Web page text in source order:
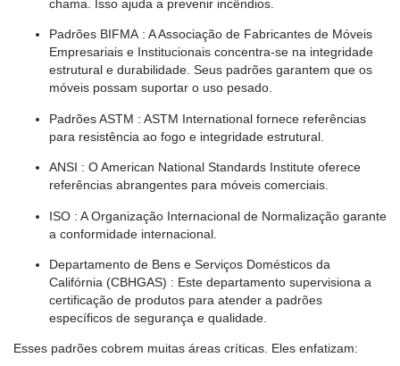
chama. Isso ajuda a prevenir incêndios.
Padrões BIFMA : A Associação de Fabricantes de Móveis
Empresariais e Institucionais concentra-se na integridade
estrutural e durabilidade. Seus padrões garantem que os
móveis possam suportar o uso pesado.
Padrões ASTM : ASTM International fornece referências
para resistência ao fogo e integridade estrutural.
ANSI : O American National Standards Institute oferece
referências abrangentes para móveis comerciais.
ISO : A Organização Internacional de Normalização garante
a conformidade internacional.
Departamento de Bens e Serviços Domésticos da
Califórnia (CBHGAS) : Este departamento supervisiona a
certificação de produtos para atender a padrões
específicos de segurança e qualidade.
Esses padrões cobrem muitas áreas críticas. Eles enfatizam: